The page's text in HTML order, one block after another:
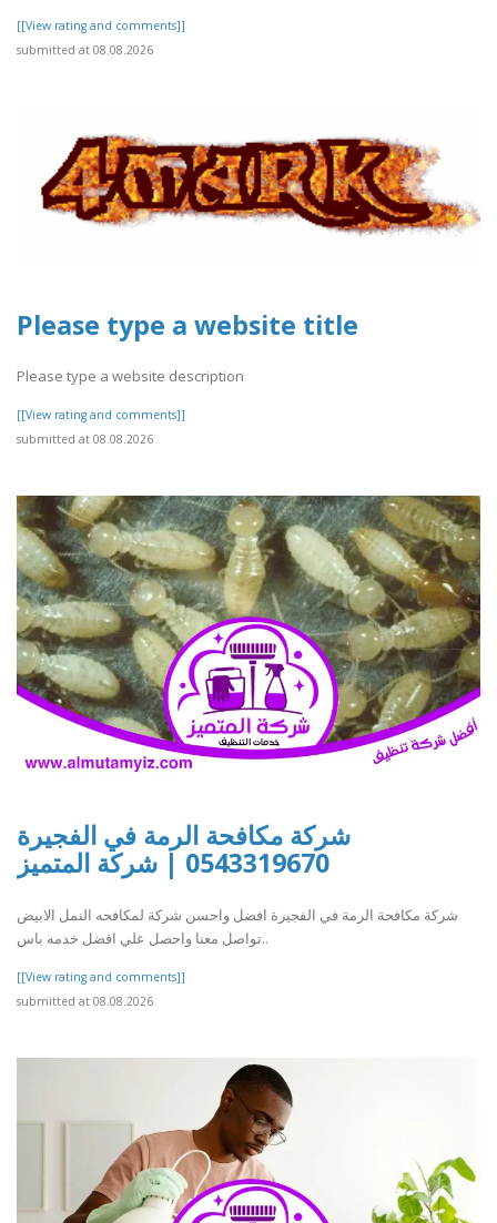
[[View rating and comments]]
submitted at 08.08.2026
Please type a website title
Please type a website description
[[View rating and comments]]
submitted at 08.08.2026
شركة مكافحة الرمة في الفجيرة
0543319670 | شركة المتميز
شركة مكافحة الرمة في الفجيرة افضل واحسن شركة لمكافحه النمل الابيض
تواصل معنا واحصل علي افضل خدمه باس..
[[View rating and comments]]
submitted at 08.08.2026